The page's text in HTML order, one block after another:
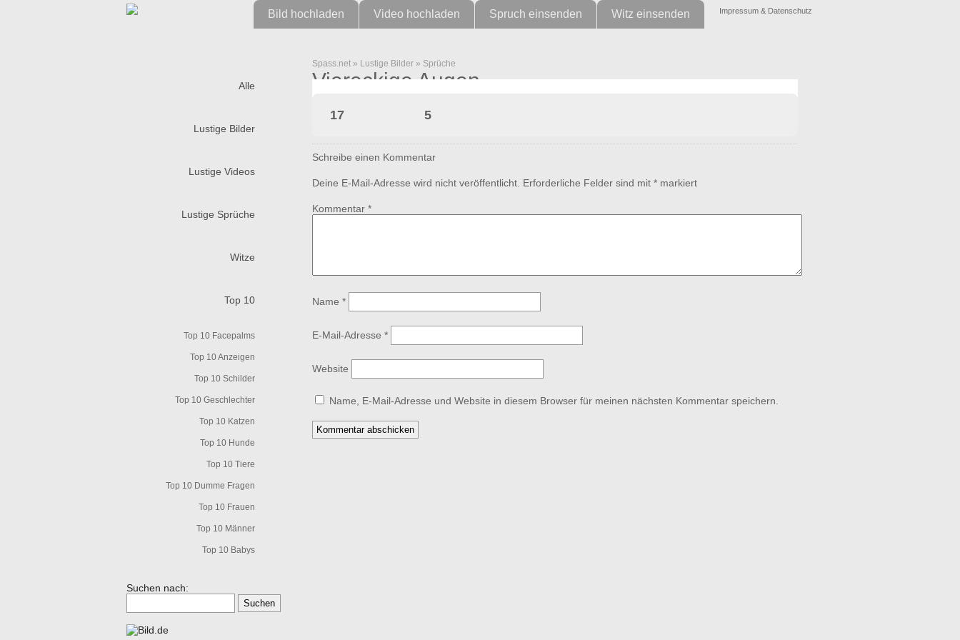
Impressum & Datenschutz
Bild hochladen Video hochladen Spruch einsenden Witz einsenden
Alle
Lustige Bilder
Lustige Videos
Lustige Sprüche
Witze
Top 10
Top 10 Facepalms
Top 10 Anzeigen
Top 10 Schilder
Top 10 Geschlechter
Top 10 Katzen
Top 10 Hunde
Top 10 Tiere
Top 10 Dumme Fragen
Top 10 Frauen
Top 10 Männer
Top 10 Babys
Suchen nach:
Spass.net » Lustige Bilder » Sprüche
Viereckige Augen
17 5
Schreibe einen Kommentar
Deine E-Mail-Adresse wird nicht veröffentlicht. Erforderliche Felder sind mit * markiert
Kommentar *
Name *
E-Mail-Adresse *
Website
Name, E-Mail-Adresse und Website in diesem Browser für meinen nächsten Kommentar speichern.